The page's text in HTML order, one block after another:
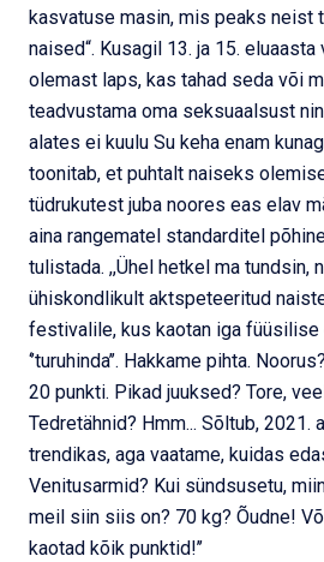
kasvatuse masin, mis peaks neist
naised“. Kusagil 13. ja 15. eluaasta
olemast laps, kas tahad seda või
teadvustama oma seksuaalsust
alates ei kuulu Su keha enam
toonitab, et puhtalt naiseks
tüdrukutest juba noores eas elav
aina rangematel standarditel
tulistada. ,,Ühel hetkel ma tundsin,
ühiskondlikult aktspeteeritud
festivalile, kus kaotan iga
‘’turuhinda’’. Hakkame pihta.
20 punkti. Pikad juuksed? Tore,
Tedretähnid? Hmm... Sõltub, 2021.
trendikas, aga vaatame, kuidas
Venitusarmid? Kui sündsusetu,
meil siin siis on? 70 kg? Õudne!
kaotad kõik punktid!’’